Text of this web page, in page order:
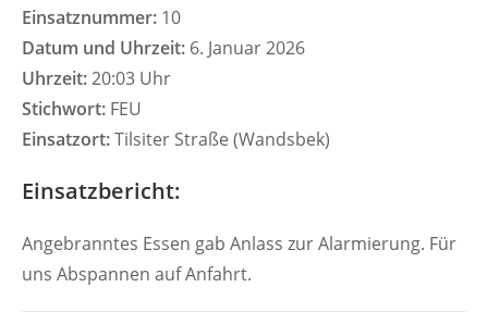
Einsatznummer: 10
Datum und Uhrzeit: 6. Januar 2026
Uhrzeit:20:03 Uhr
Stichwort: FEU
Einsatzort:Tilsiter Straße (Wandsbek)
Einsatzbericht:
Angebranntes Essen gab Anlass zur Alarmierung. Für
uns Abspannen auf Anfahrt.